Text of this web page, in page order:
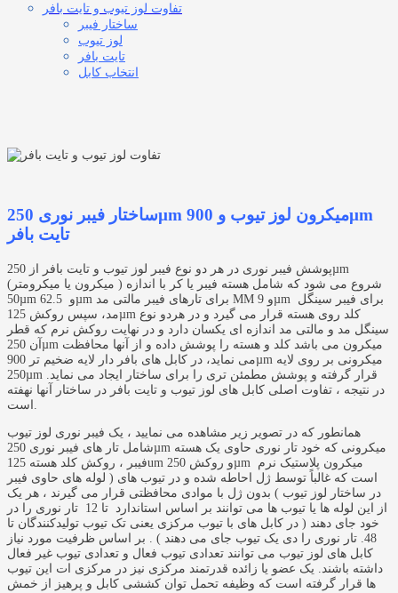
تفاوت لوز تیوب و تایت بافر
ساختار فیبر
لوز تیوب
تایت بافر
انتخاب کابل
ساختار فیبر نوری 250µm میکرون لوز تیوب و 900µm
تایت بافر
پوشش فیبر نوری در هر دو نوع فیبر لوز تیوب و تایت بافر از 250µm
(میکرون یا میکرومتر ) شروع می شود که شامل هسته فیبر یا کر با اندازه
50µm و 62.5µm برای تارهای فیبر مالتی مد MM و 9µm برای فیبر سینگل
مد، سپس روکش 125µm کلد روی هسته قرار می گیرد و در هردو نوع
سینگل مد و مالتی مد اندازه ای یکسان دارد و در نهایت روکش نرم که قطر
آن 250µm میکرون می باشد کلد و هسته را پوشش داده و از آنها محافظت
می نماید، در کابل های بافر دار لایه ضخیم تر 900µm میکرونی بر روی لایه
250µm قرار گرفته و پوشش مطمئن تری را برای ساختار ایجاد می نماید.
در نتیجه ، تفاوت اصلی کابل های لوز تیوب و تایت بافر در ساختار آنها نهفته
است.
همانطور که در تصویر زیر مشاهده می نمایید ، یک فیبر نوری لوز تیوب
شامل تار های فیبر نوری 250µm میکرونی که خود تار نوری حاوی یک هسته
فیبر ، روکش کلد هسته 125um و روکش 250µm میکرون پلاستیک نرم
است که غالباً توسط ژل احاطه شده و در تیوب های ( لوله های حاوی فیبر
در ساختار لوز تیوب ) بدون ژل با موادی محافظتی قرار می گیرند ، هر یک
از این لوله ها یا تیوب ها می توانند بر اساس استاندارد تا 12 تار نوری را در
خود جای دهند ( در کابل های با تیوب مرکزی یعنی تک تیوب تولیدکنندگان تا
48. تار نوری را دی یک تیوب جای می دهند ) . بر اساس ظرفیت مورد نیاز
کابل های لوز تیوب می توانند تعدادی تیوب فعال و تعدادی تیوب غیر فعال
داشته باشند. یک عضو یا زائده قدرتمند مرکزی نیز در مرکزی ات این تیوب
ها قرار گرفته است که وظیفه تحمل توان کششی کابل و پرهیز از خمش